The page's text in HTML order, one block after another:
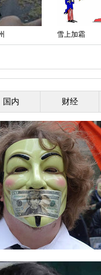
雪上加霜
国内 财经